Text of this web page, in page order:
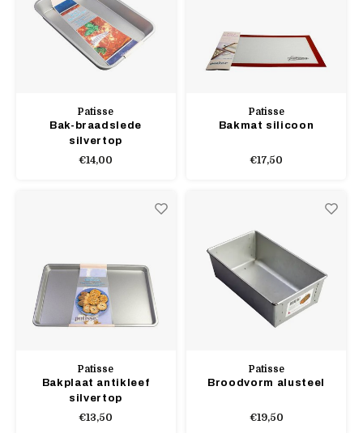
Patisse
Bak-braadslede
silvertop
€14,00
Patisse
Bakmat silicoon
€17,50
Patisse
Bakplaat antikleef
silvertop
€13,50
Patisse
Broodvorm alusteel
€19,50